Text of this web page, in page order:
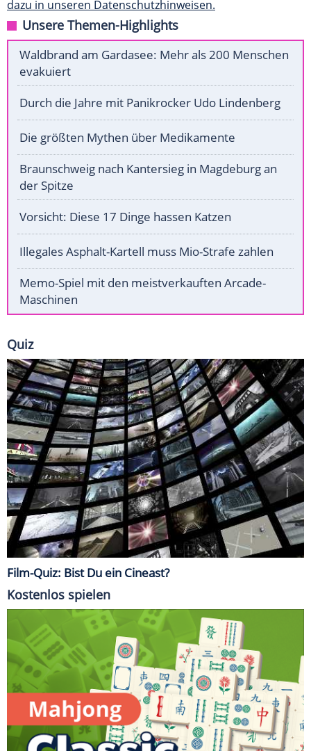
dazu in unseren Datenschutzhinweisen.
Unsere Themen-Highlights
Waldbrand am Gardasee: Mehr als 200 Menschen
evakuiert
Durch die Jahre mit Panikrocker Udo Lindenberg
Die größten Mythen über Medikamente
Braunschweig nach Kantersieg in Magdeburg an
der Spitze
Vorsicht: Diese 17 Dinge hassen Katzen
Illegales Asphalt-Kartell muss Mio-Strafe zahlen
Memo-Spiel mit den meistverkauften Arcade-
Maschinen
Quiz
Film-Quiz: Bist Du ein Cineast?
Kostenlos spielen